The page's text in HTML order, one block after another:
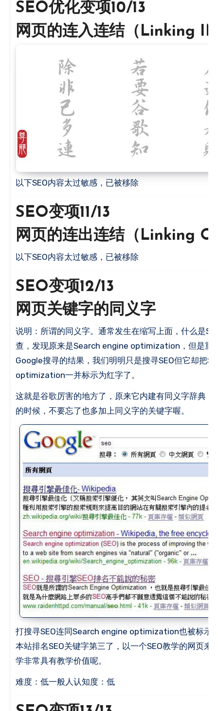
SEO优化变项10/13
网页的连入连结（Linking
以下SEO内容太过敏感，已被移除
SEO变项11/13
网页的连出连结（Linking
以下SEO内容太过敏感，已被移除
SEO变项12/13
网页关键字的同义字
说明：所谓的同义字。通常发生在缩写上面，什么是
查，发现原来是Search engine optimization，但是重
Google搜寻的结果，我们明明只是搜寻SEO但它却把
optimization一并标示为红字了。
这就是谷歌厉害的地方了，原来它内建有同义字辞典，
的时候，不要忘了也多加上同义字的关键字喔。
打搜寻SEO连同Search engine optimization也被标示
本站排名SEO关键字第三了，以一个SEO教学的网页来
学非常具有教学价值呢。
难度：低一般人认知度：低